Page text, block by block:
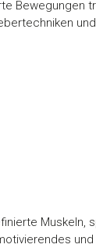
Bewegungen
Muskeln,